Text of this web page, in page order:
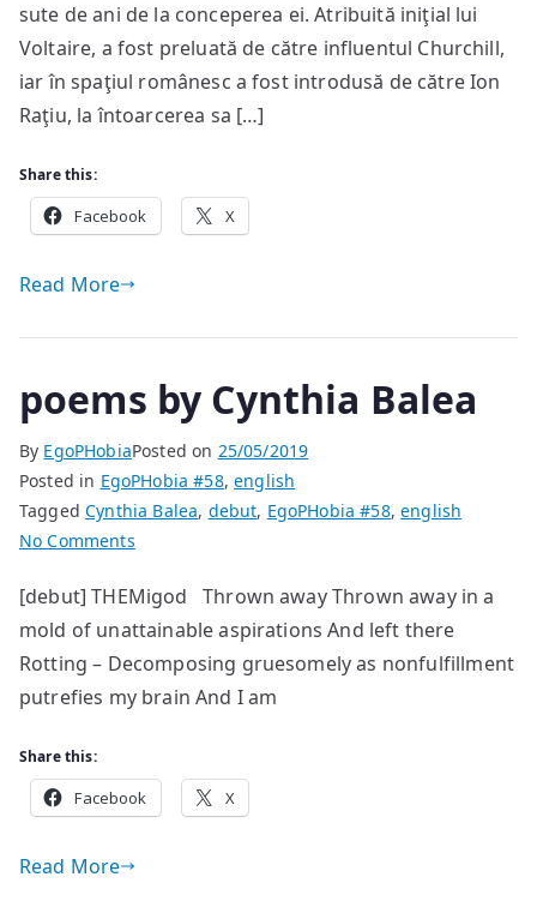
sute de ani de la conceperea ei. Atribuită iniţial lui
Voltaire, a fost preluată de către influentul Churchill,
iar în spaţiul românesc a fost introdusă de către Ion
Raţiu, la întoarcerea sa […]
Share this:
Facebook X
Read More
poems by Cynthia Balea
By EgoPHobiaPosted on 25/05/2019
Posted in EgoPHobia #58,english
TaggedCynthia Balea, debut, EgoPHobia #58,english
No Commentson
by
Cynthia
Balea
[debut] THEMigod Thrown away Thrown away in a
mold of unattainable aspirations And left there
Rotting – Decomposing gruesomely as nonfulfillment
putrefies my brain And I am
Share this:
Facebook X
Read More